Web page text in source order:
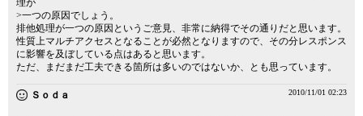
理が
>一つの原因でしょう。
排他処理が一つの原因というご意見、非常に納得でその通りだと思います。
性質上マルチアクセスとなることが必然となりますので、その分レスポンス
に影響を及ぼしている点はあると思います。
ただ、まだまだ工夫できる箇所は多いのではないか、とも思っています。
Ｓｏｄａ 2010/11/01 02:23